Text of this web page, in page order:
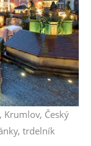
Český
trdelník